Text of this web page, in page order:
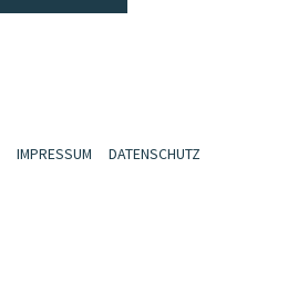
IMPRESSUM DATENSCHUTZ